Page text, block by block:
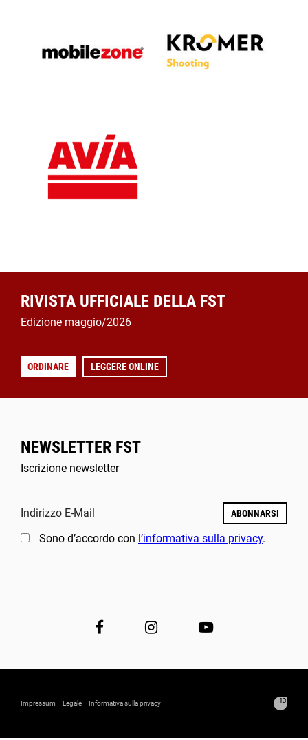
RIVISTA UFFICIALE DELLA FST
Edizione maggio/2026
ORDINARE LEGGERE ONLINE
NEWSLETTER FST
Iscrizione newsletter
Indirizzo E-Mail ABONNARSI
Sono d’accordo con l’informativa sulla privacy.
Impressum Legale Informativa sulla privacy